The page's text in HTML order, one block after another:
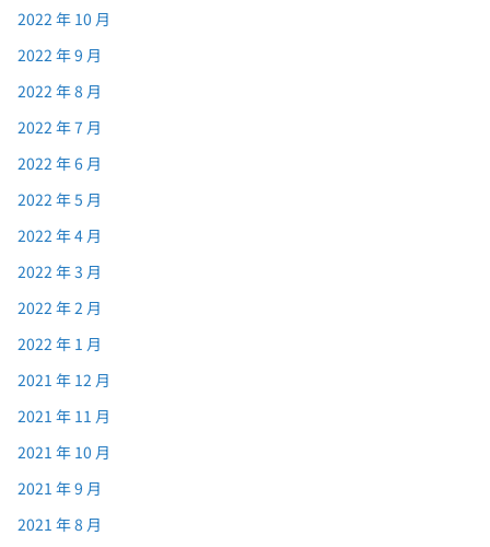
2022 年 10 月
2022 年 9 月
2022 年 8 月
2022 年 7 月
2022 年 6 月
2022 年 5 月
2022 年 4 月
2022 年 3 月
2022 年 2 月
2022 年 1 月
2021 年 12 月
2021 年 11 月
2021 年 10 月
2021 年 9 月
2021 年 8 月